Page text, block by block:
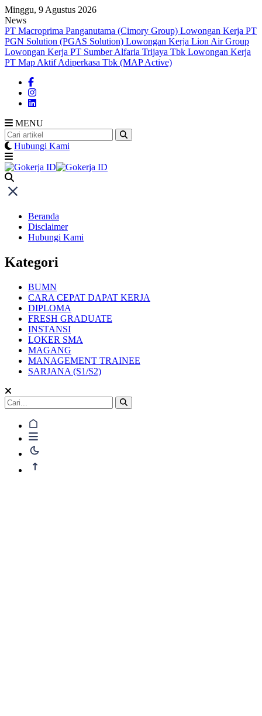
Skip
to
content
Minggu, 9 Agustus 2026
News
PT Macroprima Panganutama (Cimory Group) Lowongan Kerja PT
PGN Solution (PGAS Solution) Lowongan Kerja Lion Air Group
Lowongan Kerja PT Sumber Alfaria Trijaya Tbk Lowongan Kerja
PT Map Aktif Adiperkasa Tbk (MAP Active)
MENU
Hubungi Kami
Beranda
Disclaimer
Hubungi Kami
Kategori
BUMN
CARA CEPAT DAPAT KERJA
DIPLOMA
FRESH GRADUATE
INSTANSI
LOKER SMA
MAGANG
MANAGEMENT TRAINEE
SARJANA (S1/S2)